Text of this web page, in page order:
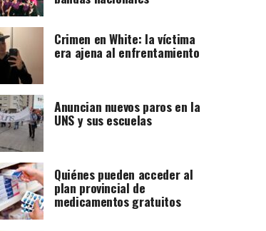
Crimen en White: la víctima
era ajena al enfrentamiento
Anuncian nuevos paros en la
UNS y sus escuelas
Quiénes pueden acceder al
plan provincial de
medicamentos gratuitos